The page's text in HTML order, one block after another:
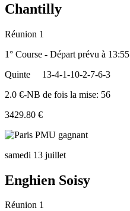
Chantilly
Réunion 1
1° Course - Départ prévu à 13:55
Quinte
13-4-1-10-2-7-6-3
2.0 €-NB de fois la mise: 56
3429.80 €
samedi 13 juillet
Enghien Soisy
Réunion 1